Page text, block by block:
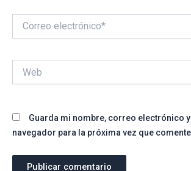
electrónico*
Guarda mi nombre, correo electrónico y
navegador para la próxima vez que